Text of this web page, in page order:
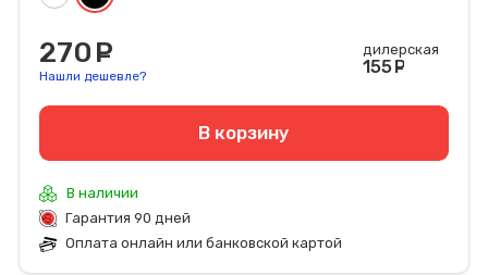
270
Нашли дешевле?
дилерская
155
В корзину
В наличии
Гарантия 90 дней
Оплата онлайн или банковской картой